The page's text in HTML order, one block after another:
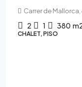
Carrer de
2 1 380
CHALET, PISO